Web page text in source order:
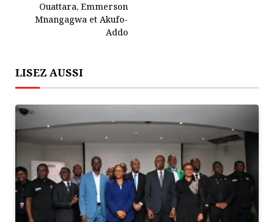
Ouattara, Emmerson
Mnangagwa et Akufo-
Addo
LISEZ AUSSI